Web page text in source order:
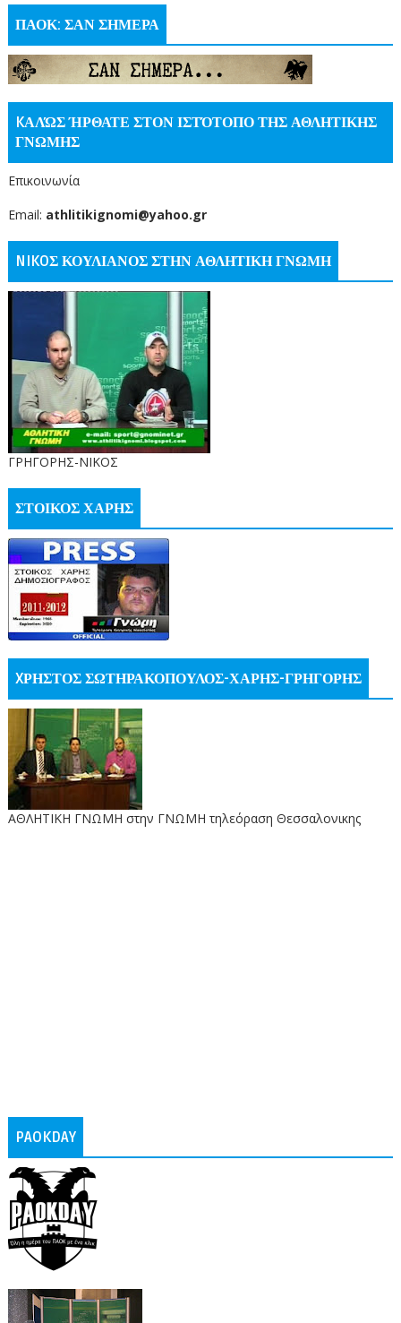
ΠΑΟΚ: ΣΑΝ ΣΗΜΕΡΑ
KΑΛΏΣ ΉΡΘΑΤΕ ΣΤΟΝ ΙΣΤΌΤΟΠΟ ΤΗΣ ΑΘΛΗΤΙΚΗΣ
ΓΝΩΜΗΣ
Επικοινωνία
Email: athlitikignomi@yahoo.gr
NIKOΣ ΚΟΥΛΙΑΝΟΣ ΣΤΗΝ ΑΘΛΗΤΙΚΗ ΓΝΩΜΗ
ΓΡΗΓΟΡΗΣ-ΝΙΚΟΣ
ΣΤΟΙΚΟΣ ΧΑΡΗΣ
XΡΗΣΤΟΣ ΣΩΤΗΡΑΚΟΠΟΥΛΟΣ-ΧΑΡΗΣ-ΓΡΗΓΟΡΗΣ
ΑΘΛΗΤΙΚΗ ΓΝΩΜΗ στην ΓΝΩΜΗ τηλεόραση Θεσσαλονικης
PAOKDAY